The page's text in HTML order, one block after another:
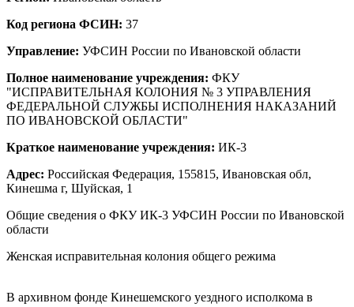
Код региона ФСИН: 37
Управление: УФСИН России по Ивановской области
Полное наименование учреждения: ФКУ
"ИСПРАВИТЕЛЬНАЯ КОЛОНИЯ № 3 УПРАВЛЕНИЯ
ФЕДЕРАЛЬНОЙ СЛУЖБЫ ИСПОЛНЕНИЯ НАКАЗАНИЙ
ПО ИВАНОВСКОЙ ОБЛАСТИ"
Краткое наименование учреждения: ИК-3
Адрес: Российская Федерация, 155815, Ивановская обл,
Кинешма г, Шуйская, 1
Общие сведения о ФКУ ИК-3 УФСИН России по Ивановской
области
Женская исправительная колония общего режима
В архивном фонде Кинешемского уездного исполкома в